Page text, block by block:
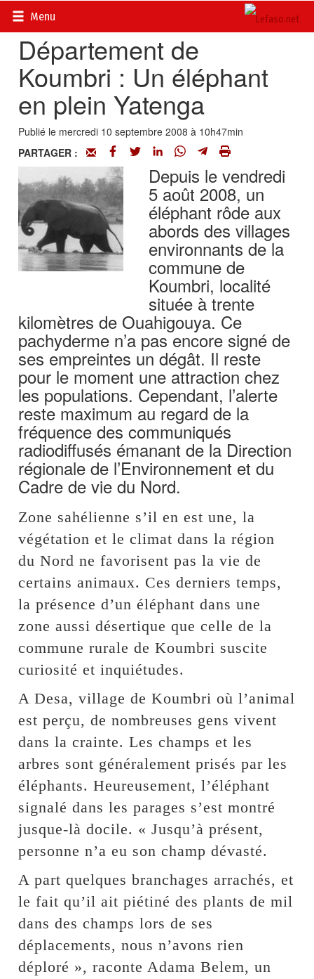
Menu
Accueil>
Département de
Koumbri : Un éléphant
en plein Yatenga
Publié le mercredi 10 septembre 2008 à 10h47min
PARTAGER :
Depuis le vendredi
5 août 2008, un
éléphant rôde aux
abords des villages
environnants de la
commune de
Koumbri, localité
située à trente
kilomètres de Ouahigouya. Ce
pachyderme n’a pas encore signé de
ses empreintes un dégât. Il reste
pour le moment une attraction chez
les populations. Cependant, l’alerte
reste maximum au regard de la
fréquence des communiqués
radiodiffusés émanant de la Direction
régionale de l’Environnement et du
Cadre de vie du Nord.
Zone sahélienne s’il en est une, la
végétation et le climat dans la région
du Nord ne favorisent pas la vie de
certains animaux. Ces derniers temps,
la présence d’un éléphant dans une
zone aussi désertique que celle de la
commune rurale de Koumbri suscite
curiosité et inquiétudes.
A Desa, village de Koumbri où l’animal
est perçu, de nombreuses gens vivent
dans la crainte. Les champs et les
arbres sont généralement prisés par les
éléphants. Heureusement, l’éléphant
signalé dans les parages s’est montré
jusque-là docile. « Jusqu’à présent,
personne n’a eu son champ dévasté.
A part quelques branchages arrachés, et
le fait qu’il ait piétiné des plants de mil
dans des champs lors de ses
déplacements, nous n’avons rien
déploré », raconte Adama Belem, un